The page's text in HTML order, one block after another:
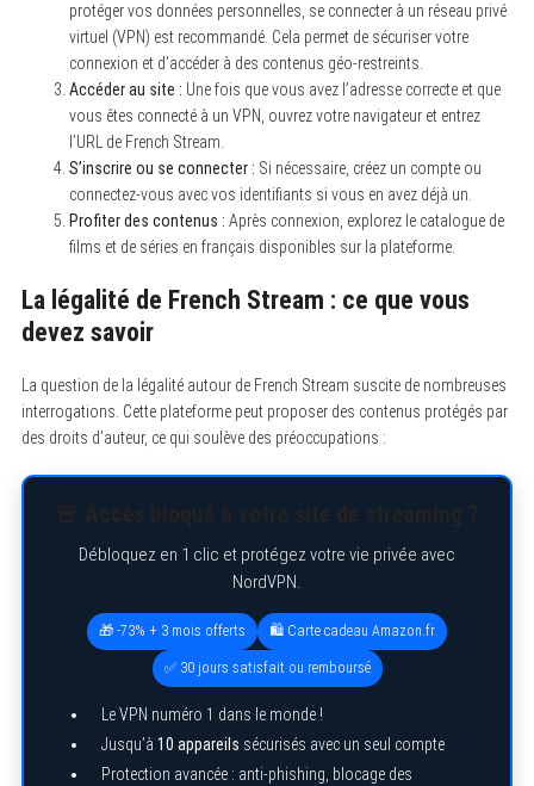
protéger vos données personnelles, se connecter à un réseau privé
virtuel (VPN) est recommandé. Cela permet de sécuriser votre
connexion et d’accéder à des contenus géo-restreints.
Accéder au site : Une fois que vous avez l’adresse correcte et que
vous êtes connecté à un VPN, ouvrez votre navigateur et entrez
l’URL de French Stream.
S’inscrire ou se connecter : Si nécessaire, créez un compte ou
connectez-vous avec vos identifiants si vous en avez déjà un.
Profiter des contenus : Après connexion, explorez le catalogue de
films et de séries en français disponibles sur la plateforme.
La légalité de French Stream : ce que vous
devez savoir
La question de la légalité autour de French Stream suscite de nombreuses
interrogations. Cette plateforme peut proposer des contenus protégés par
des droits d’auteur, ce qui soulève des préoccupations :
Débloquez en 1 clic et protégez votre vie privée avec
NordVPN.
🎁 -73% + 3 mois offerts 🛍️ Carte cadeau Amazon.fr
✅ 30 jours satisfait ou remboursé
Le VPN numéro 1 dans le monde !
Jusqu’à 10 appareils sécurisés avec un seul compte
Protection avancée : anti-phishing, blocage des